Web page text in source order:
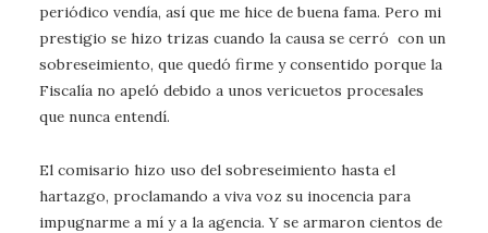
periódico vendía, así que me hice de buena fama. Pero mi
prestigio se hizo trizas cuando la causa se cerró con un
sobreseimiento, que quedó firme y consentido porque la
Fiscalía no apeló debido a unos vericuetos procesales
que nunca entendí.
El comisario hizo uso del sobreseimiento hasta el
hartazgo, proclamando a viva voz su inocencia para
impugnarme a mí y a la agencia. Y se armaron cientos de